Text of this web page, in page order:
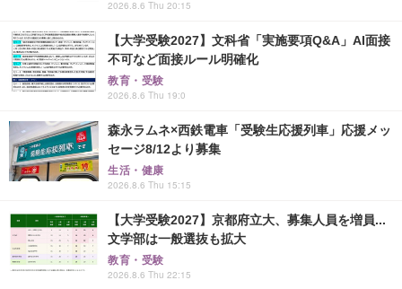
2026.8.6 Thu 20:15
【大学受験2027】文科省「実施要項Q&A」AI面接
不可など面接ルール明確化
教育・受験
2026.8.6 Thu 19:0
森永ラムネ×西鉄電車「受験生応援列車」応援メッ
セージ8/12より募集
生活・健康
2026.8.6 Thu 15:15
【大学受験2027】京都府立大、募集人員を増員...
文学部は一般選抜も拡大
教育・受験
2026.8.6 Thu 22:15